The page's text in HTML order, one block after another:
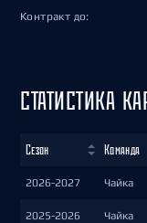
Контракт до:
СТАТИСТИКА
Сезон Команда
2026-2027 Чайка
2025-2026 Чайка